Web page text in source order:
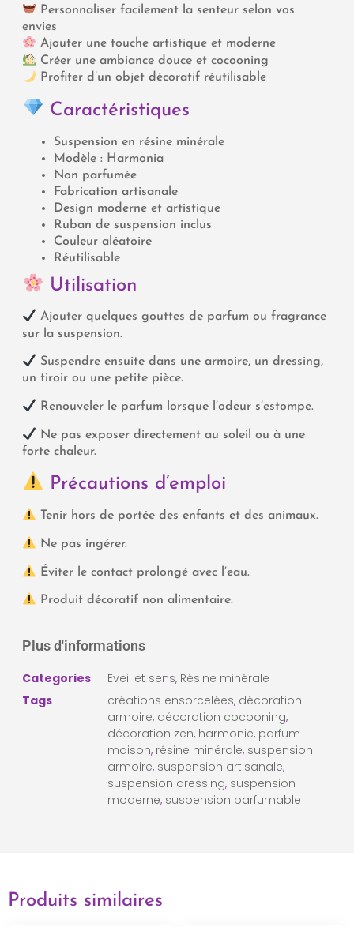
Personnaliser facilement la senteur selon vos
envies
Ajouter une touche artistique et moderne
Créer une ambiance douce et cocooning
Profiter d’un objet décoratif réutilisable
Caractéristiques
Suspension en résine minérale
Modèle : Harmonia
Non parfumée
Fabrication artisanale
Design moderne et artistique
Ruban de suspension inclus
Couleur aléatoire
Réutilisable
Utilisation
Ajouter quelques gouttes de parfum ou fragrance
sur la suspension.
Suspendre ensuite dans une armoire, un dressing,
un tiroir ou une petite pièce.
Renouveler le parfum lorsque l’odeur s’estompe.
Ne pas exposer directement au soleil ou à une
forte chaleur.
Précautions d’emploi
Tenir hors de portée des enfants et des animaux.
Ne pas ingérer.
Éviter le contact prolongé avec l’eau.
Produit décoratif non alimentaire.
Plus d'informations
Categories Eveil et sens, Résine minérale
Tags
créations ensorcelées, décoration
armoire, décoration cocooning,
décoration zen, harmonie, parfum
maison, résine minérale, suspension
armoire, suspension artisanale,
suspension dressing, suspension
moderne, suspension parfumable
Produits similaires